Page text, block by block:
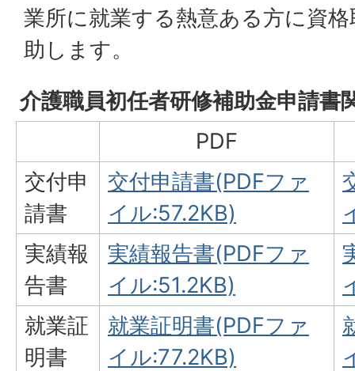
業所に就業する熱意ある方に資
助します。
介護職員初任者研修補助金申請書
PDF
交付申
請書
交付申請書(PDFファ
イル:57.2KB)
実績報
告書
実績報告書(PDFファ
イル:51.2KB)
就業証
明書
就業証明書(PDFファ
イル:77.2KB)